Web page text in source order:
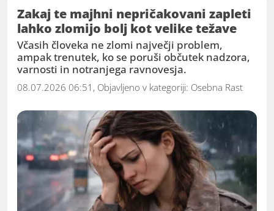
Zakaj te majhni nepričakovani zapleti
lahko zlomijo bolj kot velike težave
Včasih človeka ne zlomi največji problem,
ampak trenutek, ko se poruši občutek nadzora,
varnosti in notranjega ravnovesja.
08.07.2026 06:51, Objavljeno v kategoriji: Osebna Rast